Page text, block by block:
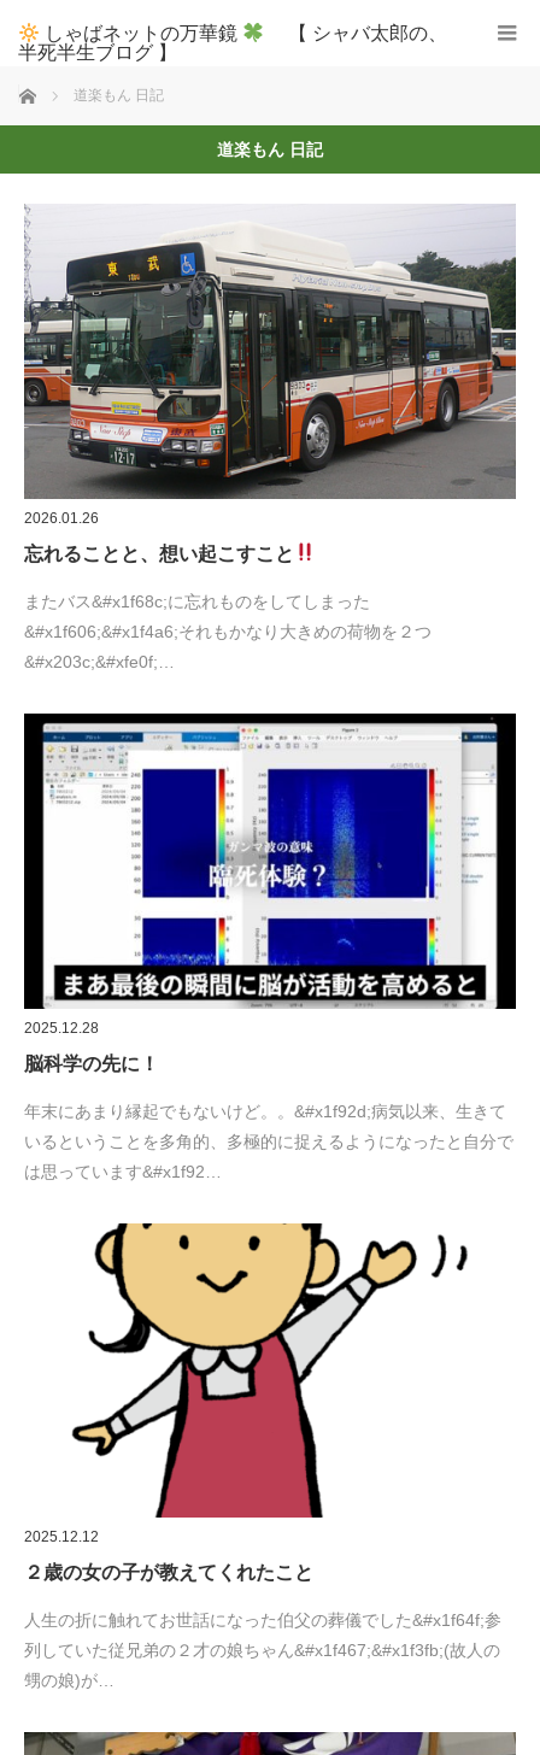
しゃばネットの万華鏡
【 シャバ太郎の、
半死半生ブログ 】
ホーム 道楽もん 日記
道楽もん 日記
2026.01.26
忘れることと、想い起こすこと
またバス&#x1f68c;に忘れものをしてしまった
&#x1f606;&#x1f4a6;それもかなり大きめの荷物を２つ
&#x203c;&#xfe0f;…
2025.12.28
脳科学の先に！
年末にあまり縁起でもないけど。。&#x1f92d;病気以来、生きて
いるということを多角的、多極的に捉えるようになったと自分で
は思っています&#x1f92…
2025.12.12
２歳の女の子が教えてくれたこと
人生の折に触れてお世話になった伯父の葬儀でした&#x1f64f;参
列していた従兄弟の２才の娘ちゃん&#x1f467;&#x1f3fb;(故人の
甥の娘)が…